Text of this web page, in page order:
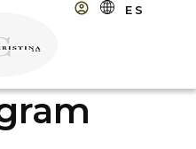
ES